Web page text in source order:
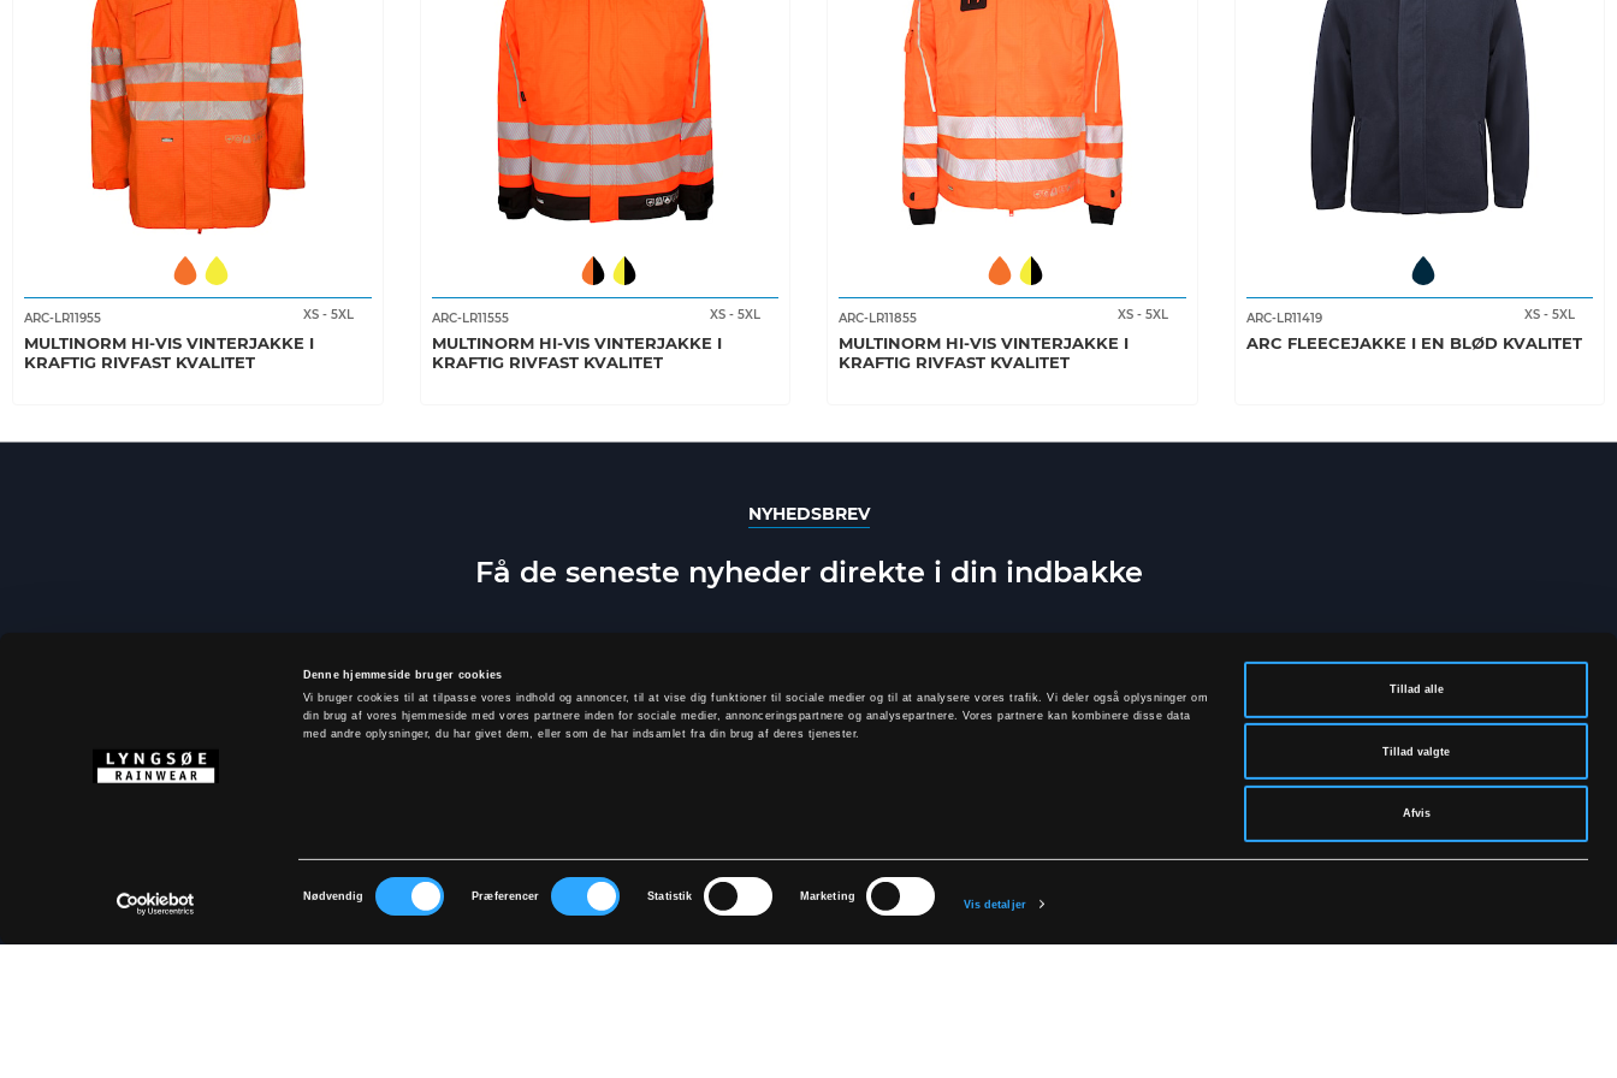
Denne hjemmeside bruger cookies
Vi bruger cookies til at tilpasse vores indhold og annoncer, til at vise dig funktioner til sociale medier og til at analysere vores trafik. Vi deler også oplysninger om
din brug af vores hjemmeside med vores partnere inden for sociale medier, annonceringspartnere og analysepartnere. Vores partnere kan kombinere disse data
med andre oplysninger, du har givet dem, eller som de har indsamlet fra din brug af deres tjenester.
Nødvendig
Præferencer Statistik Marketing
Vis detaljer
Tillad alle
Tillad valgte
Afvis
ARC-LR11955
MULTINORM HI-VIS VINTERJAKKE I
KRAFTIG RIVFAST KVALITET
XS - 5XL ARC-LR11555
MULTINORM HI-VIS VINTERJAKKE I
KRAFTIG RIVFAST KVALITET
XS - 5XL ARC-LR11855
MULTINORM HI-VIS VINTERJAKKE I
KRAFTIG RIVFAST KVALITET
XS - 5XL ARC-LR11419
ARC FLEECEJAKKE I EN BLØD KVALITET
XS - 5XL
NYHEDSBREV
Få de seneste nyheder direkte i din indbakke
Ved at tilmelde dig, accepterer du at modtage vores nyhedsbrev og accepterer vores